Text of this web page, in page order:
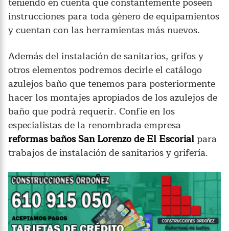
instrucciones para toda género de equipamientos
y cuentan con las herramientas más nuevos.
Además del instalación de sanitarios, grifos y
otros elementos podremos decirle el catálogo
azulejos baño que tenemos para posteriormente
hacer los montajes apropiados de los azulejos de
baño que podrá requerir. Confíe en los
especialistas de la renombrada empresa
reformas baños San Lorenzo de El Escorial para
trabajos de instalación de sanitarios y grifería.